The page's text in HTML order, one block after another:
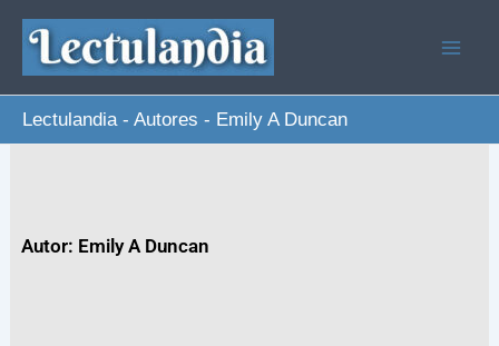
contenido
Lectulandia- Autores - Emily A Duncan
Autor: Emily A Duncan